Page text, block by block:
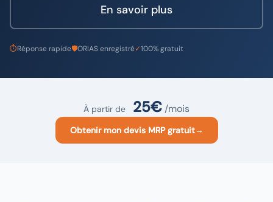
En savoir plus
⏱Réponse rapide🛡️ORIAS enregistré✓100% gratuit
À partir de 25€/mois
Obtenir mon devis MRP gratuit→